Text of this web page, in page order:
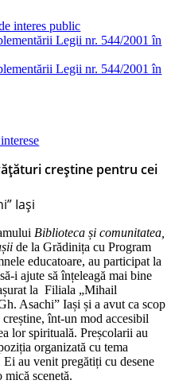
interes public
Legii nr. 544/2001 în
Legii nr. 544/2001 în
creștine pentru cei
Iaşi
Biblioteca și comunitatea,
de la Grădinița cu Program
educatoare, au participat la
i ajute să înțeleagă mai bine
la Filiala „Mihail
Asachi” Iași și a avut ca scop
înt-un mod accesibil
lor spirituală. Preșcolarii au
organizată cu tema
Ei au venit pregătiți cu desene
mică scenetă.